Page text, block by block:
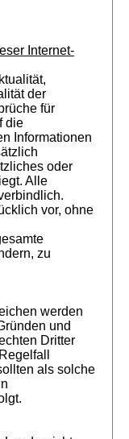
Internet-
der
für
die
Informationen
oder
Alle
vor, ohne
zu
werden
und
Dritter
als solche